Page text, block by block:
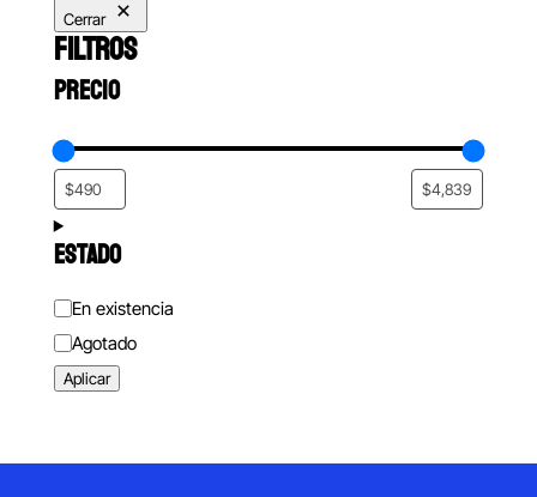
Cerrar
FILTROS
PRECIO
ESTADO
Estado
En existencia
Agotado
Aplicar